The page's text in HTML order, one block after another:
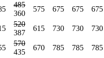
485
360
575 675 675 675
520
387
615 730 730 730
570
435
670 785 785 785